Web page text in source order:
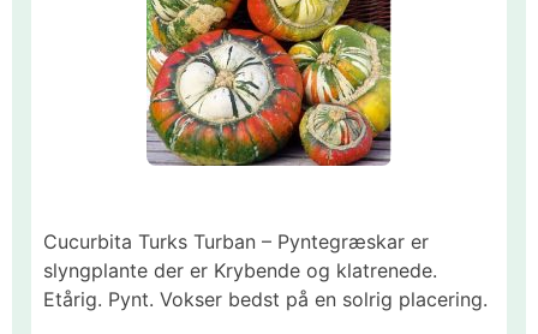
Cucurbita Turks Turban – Pyntegræskar er
slyngplante der er Krybende og klatrenede.
Etårig. Pynt. Vokser bedst på en solrig placering.